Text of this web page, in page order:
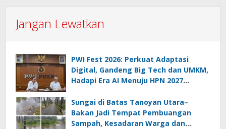
Jangan Lewatkan
PWI Fest 2026: Perkuat Adaptasi
Digital, Gandeng Big Tech dan UMKM,
Hadapi Era AI Menuju HPN 2027
Sungai di Batas Tanoyan Utara–
Bakan Jadi Tempat Pembuangan
Sampah, Kesadaran Warga dan